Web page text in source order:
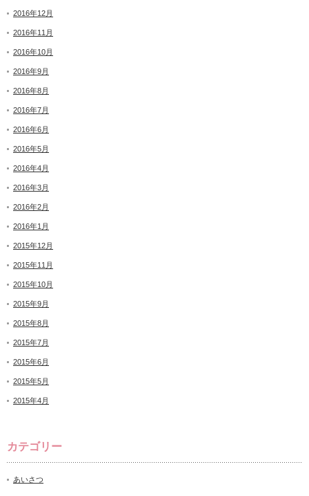
2016年12月
2016年11月
2016年10月
2016年9月
2016年8月
2016年7月
2016年6月
2016年5月
2016年4月
2016年3月
2016年2月
2016年1月
2015年12月
2015年11月
2015年10月
2015年9月
2015年8月
2015年7月
2015年6月
2015年5月
2015年4月
カテゴリー
あいさつ